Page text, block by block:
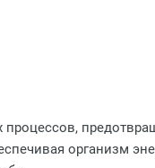
организм